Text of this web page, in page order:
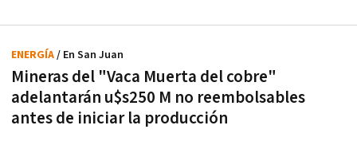
Mineras del "Vaca Muerta del cobre"
adelantarán u$s250 M no reembolsables
antes de iniciar la producción
ENERGÍA/ En San Juan